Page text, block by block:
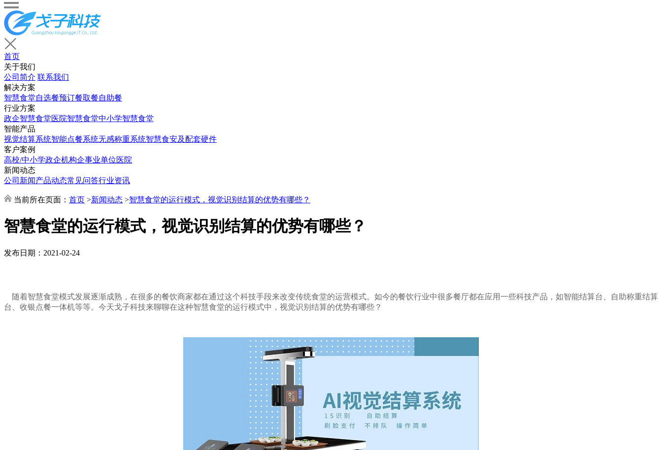
首页
关于我们
公司简介 联系我们
解决方案
智慧食堂自选餐预订餐取餐自助餐
行业方案
政企智慧食堂医院智慧食堂中小学智慧食堂
智能产品
视觉结算系统智能点餐系统无感称重系统智慧食安及配套硬件
客户案例
高校/中小学政企机构企事业单位医院
新闻动态
公司新闻产品动态常见问答行业资讯
当前所在页面： 首页 >新闻动态 >智慧食堂的运行模式，视觉识别结算的优势有哪些？
智慧食堂的运行模式，视觉识别结算的优势有哪些？
发布日期：2021-02-24
随着智慧食堂模式发展逐渐成熟，在很多的餐饮商家都在通过这个科技手段来改变传统食堂的运营模式。如今的餐饮行业中很多餐厅都在应用一些科技产品，如智能结算台、自助称重结算
台、收银点餐一体机等等。今天戈子科技来聊聊在这种智慧食堂的运行模式中，视觉识别结算的优势有哪些？